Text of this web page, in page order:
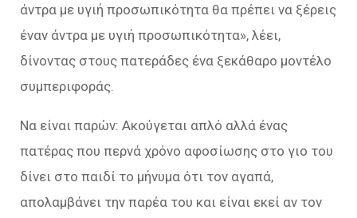
άντρα με υγιή προσωπικότητα θα πρέπει να ξέρεις
έναν άντρα με υγιή προσωπικότητα», λέει,
δίνοντας στους πατεράδες ένα ξεκάθαρο μοντέλο
συμπεριφοράς.
Να είναι παρών: Ακούγεται απλό αλλά ένας
πατέρας που περνά χρόνο αφοσίωσης στο γιο του
δίνει στο παιδί το μήνυμα ότι τον αγαπά,
απολαμβάνει την παρέα του και είναι εκεί αν τον